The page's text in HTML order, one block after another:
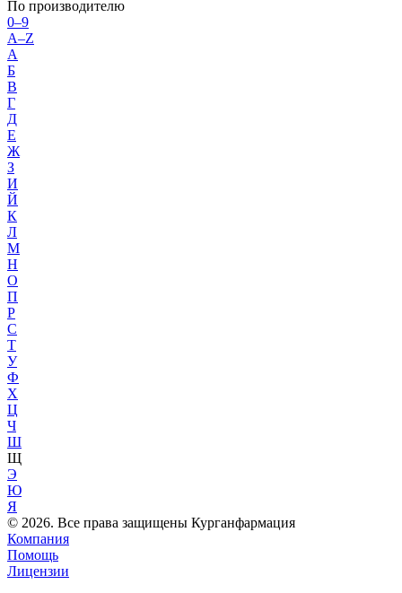
По производителю
0–9
A–Z
А
Б
В
Г
Д
Е
Ж
З
И
Й
К
Л
М
Н
О
П
Р
С
Т
У
Ф
Х
Ц
Ч
Ш
Щ
Э
Ю
Я
© 2026. Все права защищены Курганфармация
Компания
Помощь
Лицензии